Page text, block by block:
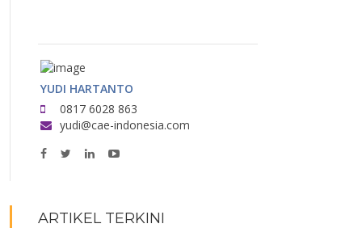
YUDI HARTANTO
0817 6028 863
yudi@cae-indonesia.com
ARTIKEL TERKINI